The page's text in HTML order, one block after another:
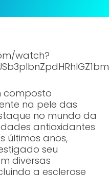
watch?
composto
na pele das
no mundo da
antioxidantes
últimos anos,
seu
diversas
a esclerose